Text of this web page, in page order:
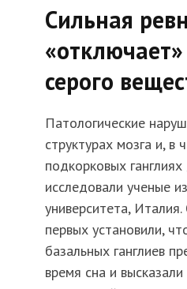
Сильная
серого
Патологические
структурах мозга и, в
подкорковых
исследовали ученые
университета,
первых установили,
базальных ганглиев
время сна и